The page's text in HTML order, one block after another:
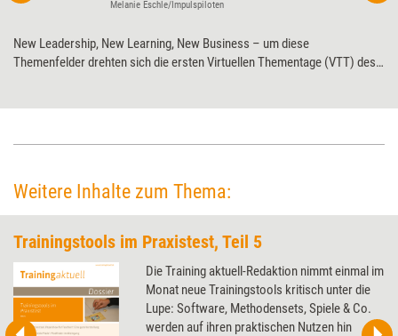
Melanie Eschle/Impulspiloten
New Leadership, New Learning, New Business – um diese
Themenfelder drehten sich die ersten Virtuellen Thementage (VTT) des
Weitere Inhalte zum Thema:
Trainingstools im Praxistest, Teil 5
Die Training aktuell-Redaktion nimmt einmal im
Monat neue Trainingstools kritisch unter die
Lupe: Software, Methodensets, Spiele & Co.
werden auf ihren praktischen Nutzen hin